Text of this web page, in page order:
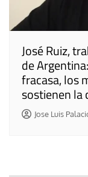
José Ruiz,
de
fracasa, los
sostienen la
Jose Luis